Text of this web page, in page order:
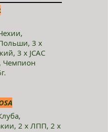
3 х
3 х JСАС
Чемпион
2 х ЛПП, 2 х